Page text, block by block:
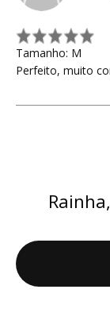
Tamanho: M
Perfeito, muito
Rainha,